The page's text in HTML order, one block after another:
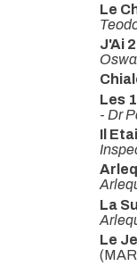
Le
J'Ai
Les
- Dr
Il
La
Le